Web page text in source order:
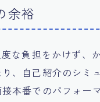
余裕
な負担をかけず、
、自己紹介のシミ
本番でのパフォー